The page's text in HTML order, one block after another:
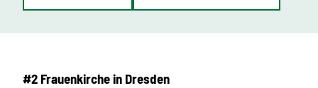
#2 Frauenkirche in Dresden